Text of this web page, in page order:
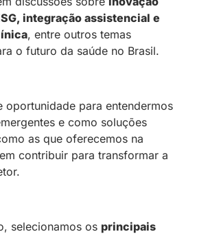
integração assistencial e
, entre outros temas
o futuro da saúde no Brasil.
oportunidade para entendermos
e como soluções
as que oferecemos na
contribuir para transformar a
selecionamos os principais